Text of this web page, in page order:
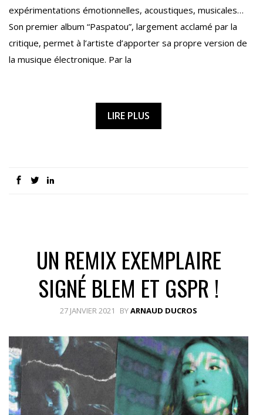
expérimentations émotionnelles, acoustiques, musicales…
Son premier album “Paspatou”, largement acclamé par la
critique, permet à l’artiste d’apporter sa propre version de
la musique électronique. Par la
LIRE PLUS
UN REMIX EXEMPLAIRE
SIGNÉ BLEM ET GSPR !
27 JANVIER 2021 BYARNAUD DUCROS